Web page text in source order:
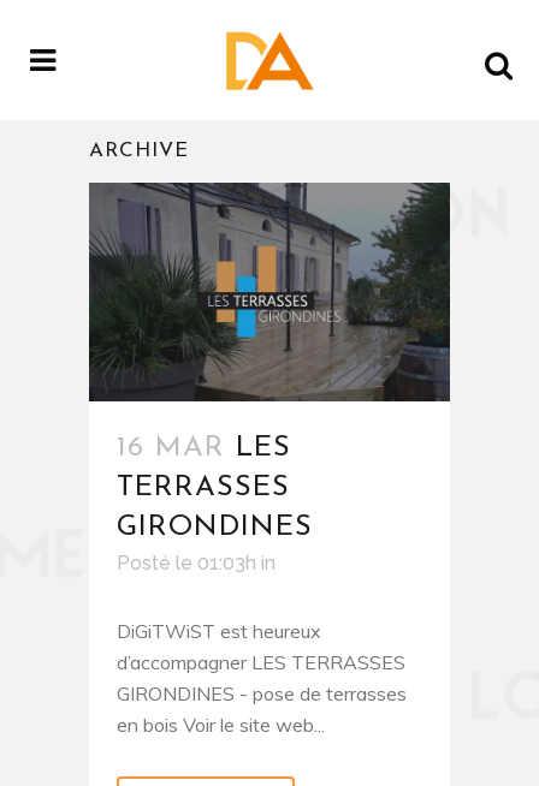
ARCHIVE
16 MAR
LES
TERRASSES
GIRONDINES
Posté le 01:03h in
DiGiTWiST est heureux
d’accompagner LES TERRASSES
GIRONDINES - pose de terrasses
en bois Voir le site web...